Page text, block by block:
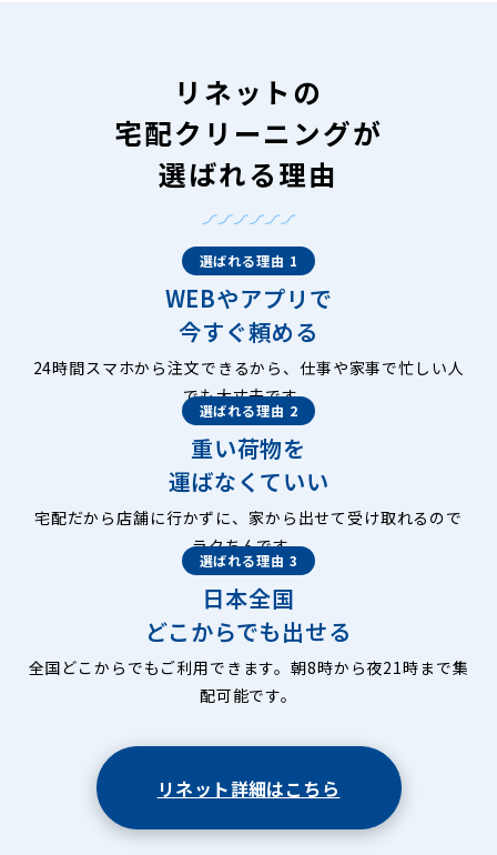
リネットの
宅配クリーニングが
選ばれる理由
選ばれる理由 1
WEBやアプリで
今すぐ頼める
24時間スマホから注文できるから、仕事や家事で忙しい人
でも大丈夫です。
選ばれる理由 2
重い荷物を
運ばなくていい
宅配だから店舗に行かずに、家から出せて受け取れるので
ラクちんです。
選ばれる理由 3
日本全国
どこからでも出せる
全国どこからでもご利用できます。朝8時から夜21時まで集
配可能です。
リネット詳細はこちら